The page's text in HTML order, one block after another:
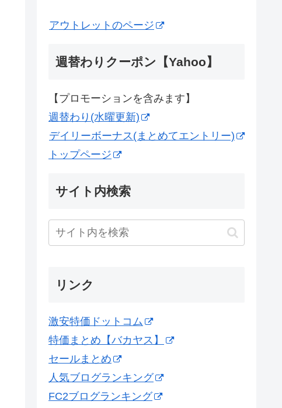
アウトレットのページ
週替わりクーポン【Yahoo】
【プロモーションを含みます】
週替わり(水曜更新)
デイリーボーナス(まとめてエントリー)
トップページ
サイト内検索
リンク
激安特価ドットコム
特価まとめ【バカヤス】
セールまとめ
人気ブログランキング
FC2ブログランキング